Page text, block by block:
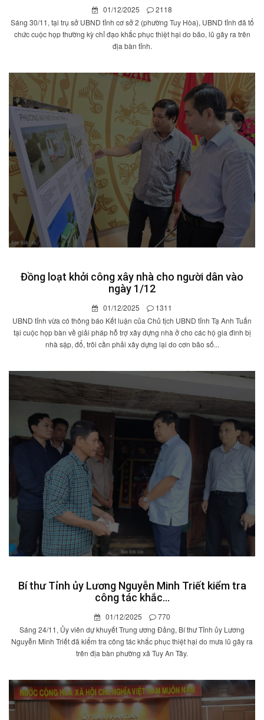
01/12/2025
2118
Sáng 30/11, tại trụ sở UBND tỉnh cơ sở 2 (phường Tuy Hòa), UBND tỉnh đã tổ
chức cuộc họp thường kỳ chỉ đạo khắc phục thiệt hại do bão, lũ gây ra trên
địa bàn tỉnh.
Đồng loạt khởi công xây nhà cho người dân vào
ngày 1/12
01/12/2025
1311
UBND tỉnh vừa có thông báo Kết luận của Chủ tịch UBND tỉnh Tạ Anh Tuấn
tại cuộc họp bàn về giải pháp hỗ trợ xây dựng nhà ở cho các hộ gia đình bị
nhà sập, đổ, trôi cần phải xây dựng lại do cơn bão số...
Bí thư Tỉnh ủy Lương Nguyễn Minh Triết kiểm tra
công tác khắc...
01/12/2025
770
Sáng 24/11, Ủy viên dự khuyết Trung ương Đảng, Bí thư Tỉnh ủy Lương
Nguyễn Minh Triết đã kiểm tra công tác khắc phục thiệt hại do mưa lũ gây ra
trên địa bàn phường xã Tuy An Tây.